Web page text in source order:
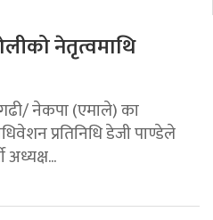
नेतृत्वमाथि
नेकपा (एमाले) का
प्रतिनिधि डेजी पाण्डेले
अध्यक्ष...